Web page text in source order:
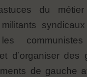
du
d’organiser des
de gauche